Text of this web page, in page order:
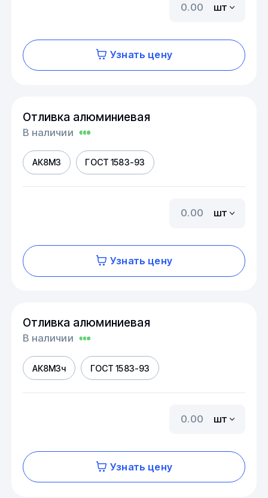
шт
Узнать цену
Отливка алюминиевая
В наличии
АК8М3 ГОСТ 1583-93
шт
Узнать цену
Отливка алюминиевая
В наличии
АК8М3ч ГОСТ 1583-93
шт
Узнать цену